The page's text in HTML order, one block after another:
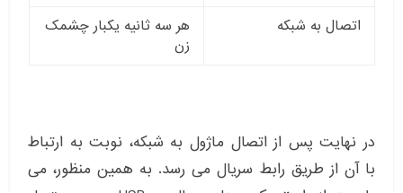
اتصال به شبکه
هر سه ثانیه یکبار چشمک
زن
در نهایت پس از اتصال ماژول به شبکه، نوبت به ارتباط
با آن از طریق رابط سریال می رسد. به همین منظور، می